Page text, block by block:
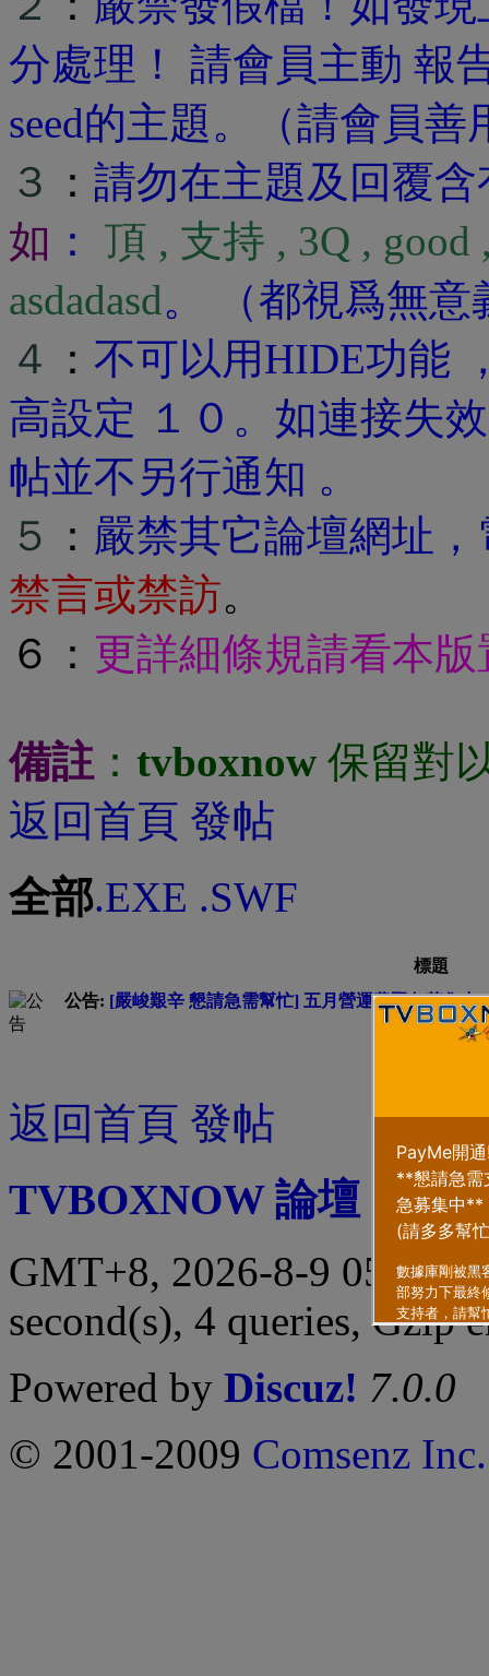
分處理！ 請會員主動 報
seed的主題。（請會員善
３
： 請勿在主題及回覆
如 ： 頂 , 支持 , 3Q , good
asdadasd。 （都視爲無
４
： 不可以用HIDE功能
高設定 １０。如連接失
帖並不另行通知 。
５
： 嚴禁其它論壇網址
禁言或禁訪。
６： 更詳細條規請看本
備註 ： tvboxnow 保留對
返回首頁 發帖
全部.EXE .SWF
標題
公告: [嚴峻艱辛 懇請急需幫忙] 五月營運費緊急募集
助]
返回首頁 發帖
TVBOXNOW 論壇
聯繫
GMT+8, 2026-8-9 05:43
second(s), 4 queries, Gzip
Powered by Discuz! 7.0.0
© 2001-2009 Comsenz Inc.